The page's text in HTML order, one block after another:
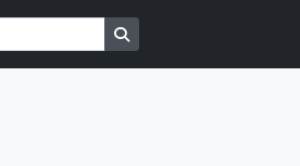
Search in browse page